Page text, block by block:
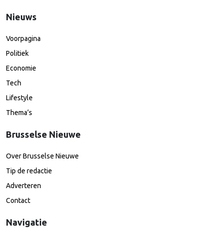
Nieuws
Voorpagina
Politiek
Economie
Tech
Lifestyle
Thema’s
Brusselse Nieuwe
Over Brusselse Nieuwe
Tip de redactie
Adverteren
Contact
Navigatie